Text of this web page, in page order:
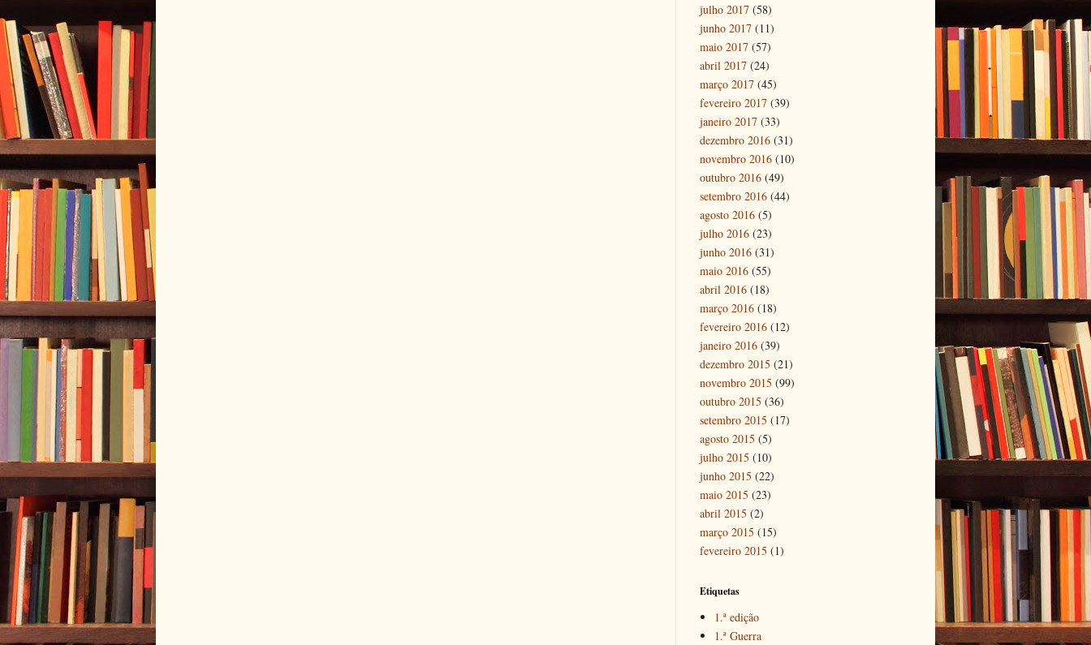
julho 2017 (58)
junho 2017 (11)
maio 2017 (57)
abril 2017 (24)
março 2017 (45)
fevereiro 2017 (39)
janeiro 2017 (33)
dezembro 2016 (31)
novembro 2016 (10)
outubro 2016 (49)
setembro 2016 (44)
agosto 2016 (5)
julho 2016 (23)
junho 2016 (31)
maio 2016 (55)
abril 2016 (18)
março 2016 (18)
fevereiro 2016 (12)
janeiro 2016 (39)
dezembro 2015 (21)
novembro 2015 (99)
outubro 2015 (36)
setembro 2015 (17)
agosto 2015 (5)
julho 2015 (10)
junho 2015 (22)
maio 2015 (23)
abril 2015 (2)
março 2015 (15)
fevereiro 2015 (1)
Etiquetas
1.ª edição
1.ª Guerra